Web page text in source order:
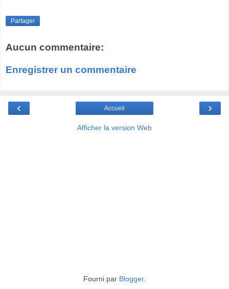
Partager
Aucun commentaire:
Enregistrer un commentaire
‹ ›
Accueil
Afficher la version Web
Fourni par Blogger.